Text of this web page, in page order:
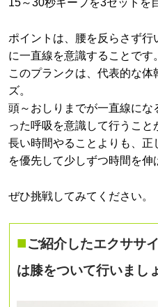
15～30秒キープを3セットを
ポイントは、腰を反らさず行
に一直線を意識することです。
このプランクは、代表的な
ズ。
頭～おしりまでが一直線に
った呼吸を意識して行うこと
長い時間やることよりも、正
を優先して少しずつ時間を伸
ぜひ挑戦してみてください。
■ご紹介したエクササ
は膝をついて行いまし